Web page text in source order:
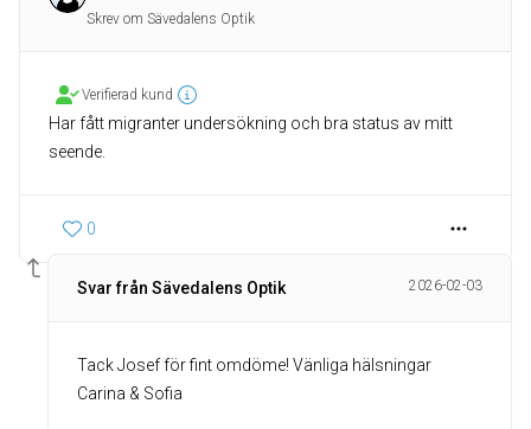
Skrev om Sävedalens Optik
Verifierad kund
Har fått migranter undersökning och bra status av mitt
seende.
0
Svar från Sävedalens Optik 2026-02-03
Tack Josef för fint omdöme! Vänliga hälsningar
Carina & Sofia